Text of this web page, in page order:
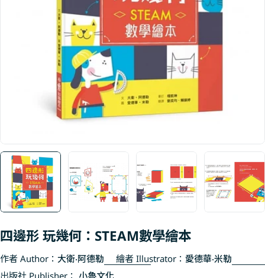
Open media 0 in modal
四邊形 玩幾何：STEAM數學繪本
作者 Author： 大衛‧阿德勒 繪者 Illustrator： 愛德華‧米勒